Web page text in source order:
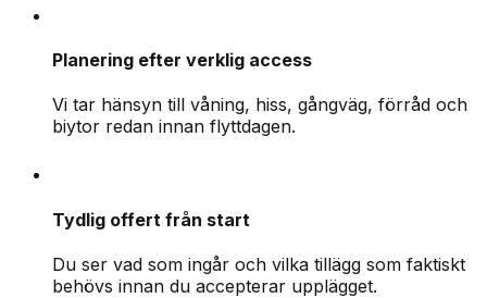
Planering efter verklig access
Vi tar hänsyn till våning, hiss, gångväg, förråd och
biytor redan innan flyttdagen.
Tydlig offert från start
Du ser vad som ingår och vilka tillägg som faktiskt
behövs innan du accepterar upplägget.